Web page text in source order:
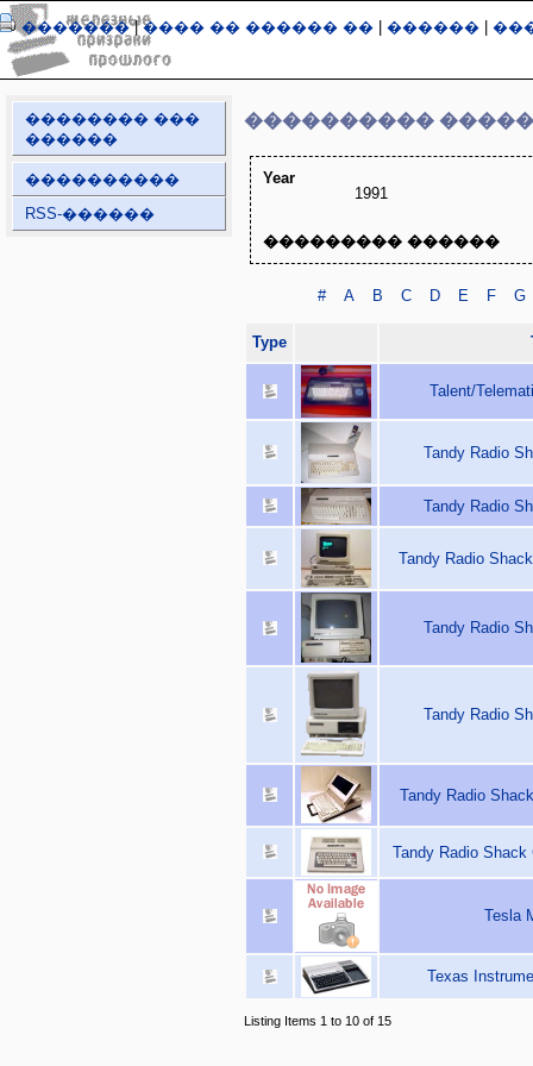
�������|���� �� ������ �� ������
�������� ���
������
����������
RSS-������
����������
Year
1991
��������� ������
# A B C D E F G
Type
Talent/
Tandy Radio
Tandy Radio
Tandy Radio
Tandy Radio
Tandy Radio
Tandy Radio
Tandy Radio Shack
Tesla
Texas
Listing Items 1 to 10 of 15